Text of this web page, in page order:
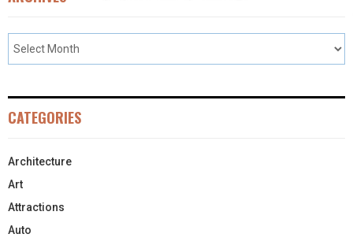
CATEGORIES
Architecture
Art
Attractions
Auto